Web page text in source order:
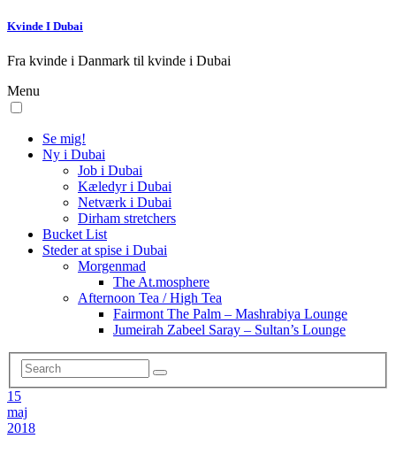
Kvinde I Dubai
Fra kvinde i Danmark til kvinde i Dubai
Menu
Se mig!
Ny i Dubai
Job i Dubai
Kæledyr i Dubai
Netværk i Dubai
Dirham stretchers
Bucket List
Steder at spise i Dubai
Morgenmad
The At.mosphere
Afternoon Tea / High Tea
Fairmont The Palm – Mashrabiya Lounge
Jumeirah Zabeel Saray – Sultan’s Lounge
15
maj
2018